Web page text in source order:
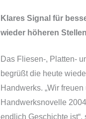
Klares Signal für
wieder höheren
Das Fliesen-, Platten-
begrüßt die heute
Handwerks. „Wir
Handwerksnovelle
endlich Geschichte